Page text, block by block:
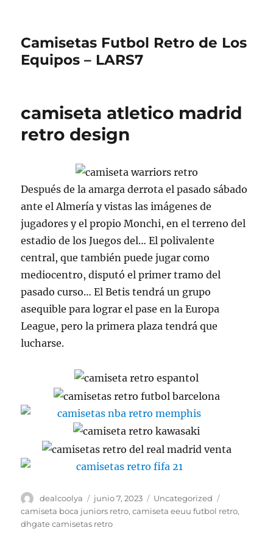
Camisetas Futbol Retro de Los
Equipos – LARS7
camiseta atletico madrid
retro design
Después de la amarga derrota el pasado sábado
ante el Almería y vistas las imágenes de
jugadores y el propio Monchi, en el terreno del
estadio de los Juegos del… El polivalente
central, que también puede jugar como
mediocentro, disputó el primer tramo del
pasado curso… El Betis tendrá un grupo
asequible para lograr el pase en la Europa
League, pero la primera plaza tendrá que
lucharse.
Autor
dealcoolya
Publicado
el
junio 7, 2023 Categorías
Uncategorized
camiseta boca juniors retro,camiseta eeuu futbol retro,
dhgate camisetas retro